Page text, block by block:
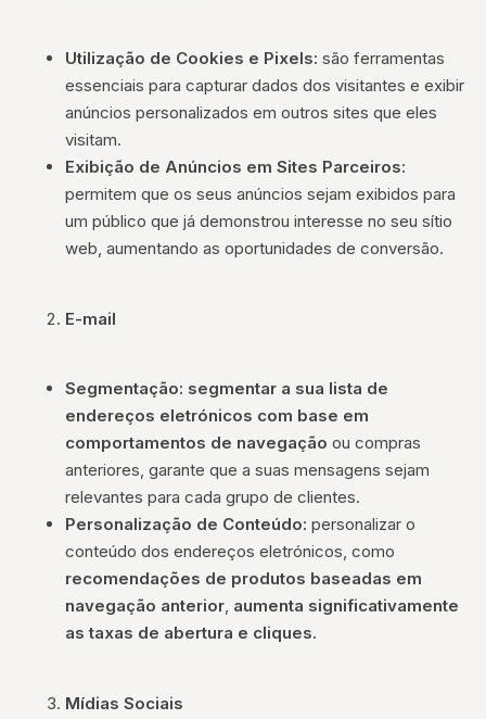
Utilização de Cookies e Pixels: são ferramentas
essenciais para capturar dados dos visitantes e exibir
anúncios personalizados em outros sites que eles
visitam.
Exibição de Anúncios em Sites Parceiros:
permitem que os seus anúncios sejam exibidos para
um público que já demonstrou interesse no seu sítio
web, aumentando as oportunidades de conversão.
E-mail
Segmentação: segmentar a sua lista de
endereços eletrónicos com base em
comportamentos de navegação ou compras
anteriores, garante que a suas mensagens sejam
relevantes para cada grupo de clientes.
Personalização de Conteúdo: personalizar o
conteúdo dos endereços eletrónicos, como
recomendações de produtos baseadas em
navegação anterior, aumenta significativamente
as taxas de abertura e cliques.
Mídias Sociais